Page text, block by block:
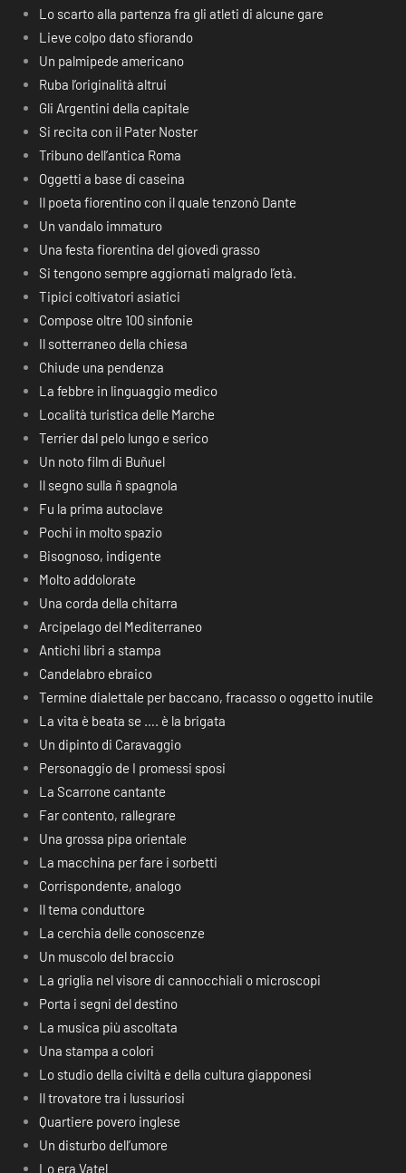
Lo scarto alla partenza fra gli atleti di alcune gare
Lieve colpo dato sfiorando
Un palmipede americano
Ruba l’originalità altrui
Gli Argentini della capitale
Si recita con il Pater Noster
Tribuno dell’antica Roma
Oggetti a base di caseina
Il poeta fiorentino con il quale tenzonò Dante
Un vandalo immaturo
Una festa fiorentina del giovedì grasso
Si tengono sempre aggiornati malgrado l’età.
Tipici coltivatori asiatici
Compose oltre 100 sinfonie
Il sotterraneo della chiesa
Chiude una pendenza
La febbre in linguaggio medico
Località turistica delle Marche
Terrier dal pelo lungo e serico
Un noto film di Buñuel
Il segno sulla ñ spagnola
Fu la prima autoclave
Pochi in molto spazio
Bisognoso, indigente
Molto addolorate
Una corda della chitarra
Arcipelago del Mediterraneo
Antichi libri a stampa
Candelabro ebraico
Termine dialettale per baccano, fracasso o oggetto inutile
La vita è beata se …. è la brigata
Un dipinto di Caravaggio
Personaggio de I promessi sposi
La Scarrone cantante
Far contento, rallegrare
Una grossa pipa orientale
La macchina per fare i sorbetti
Corrispondente, analogo
Il tema conduttore
La cerchia delle conoscenze
Un muscolo del braccio
La griglia nel visore di cannocchiali o microscopi
Porta i segni del destino
La musica più ascoltata
Una stampa a colori
Lo studio della civiltà e della cultura giapponesi
Il trovatore tra i lussuriosi
Quartiere povero inglese
Un disturbo dell’umore
Lo era Vatel